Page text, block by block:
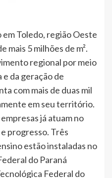
Toledo, região Oeste
mais 5 milhões de m².
regional por meio
e da geração de
com mais de duas mil
em seu território.
já atuam no
progresso. Três
estão instaladas no
do Paraná
Federal do